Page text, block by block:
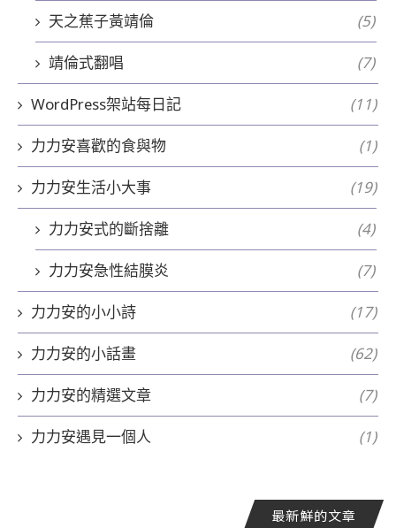
天之蕉子黃靖倫 (5)
靖倫式翻唱 (7)
WordPress架站每日記 (11)
力力安喜歡的食與物 (1)
力力安生活小大事 (19)
力力安式的斷捨離 (4)
力力安急性結膜炎 (7)
力力安的小小詩 (17)
力力安的小話畫 (62)
力力安的精選文章 (7)
力力安遇見一個人 (1)
最新鮮的文章